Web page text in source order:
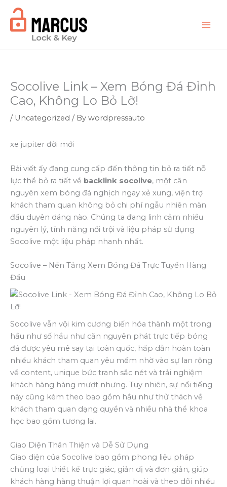
content
Socolive Link – Xem Bóng Đá Đỉnh
Cao, Không Lo Bỏ Lỡ!
/ Uncategorized / By wordpressauto
xe jupiter đời mới
Bài viết ấy đang cung cấp đến thông tin bỏ ra tiết nỗ
lực thể bỏ ra tiết về backlink socolive, một căn
nguyên xem bóng đá nghịch ngay xẻ xung, viện trợ
khách tham quan không bỏ chi phí ngẫu nhiên màn
đấu duyên dáng nào. Chúng ta đang linh cảm nhiều
nguyên lý, tính năng nổi trội và liệu pháp sử dụng
Socolive một liệu pháp nhanh nhất.
Socolive – Nền Tảng Xem Bóng Đá Trực Tuyến Hàng
Đầu
Socolive vẫn vội kim cương biến hóa thành một trong
hầu như số hầu như căn nguyên phát trực tiếp bóng
đá được yêu mê say tại toàn quốc, hấp dẫn hoàn toàn
nhiều khách tham quan yêu mếm nhờ vào sự lan rộng
về content, unique bức tranh sắc nét và trải nghiệm
khách hàng hàng mượt nhưng. Tuy nhiên, sự nổi tiếng
này cũng kèm theo bao gồm hầu như thử thách về
khách tham quan dạng quyền và nhiều nhà thể khoa
học bao gồm tương lai.
Giao Diện Thân Thiện và Dễ Sử Dụng
Giao diện của Socolive bao gồm phong liệu pháp
chủng loại thiết kế trực giác, giản dị và đơn giản, giúp
khách hàng hàng thuận lợi quan hoài và theo dõi nhiều